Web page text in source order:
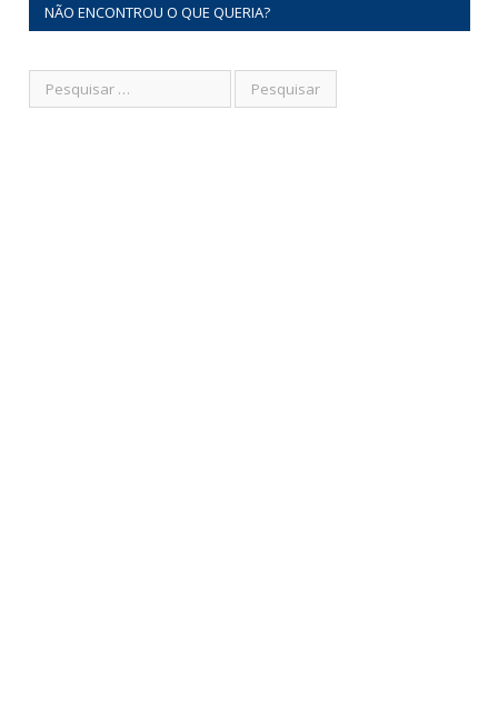
NÃO ENCONTROU O QUE QUERIA?